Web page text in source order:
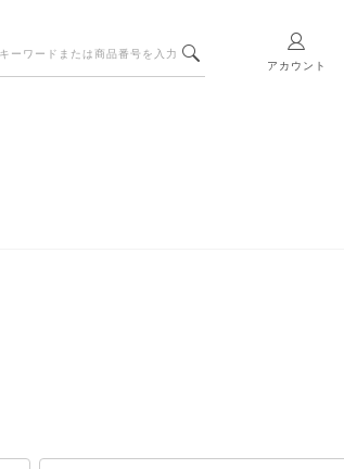
アカウント